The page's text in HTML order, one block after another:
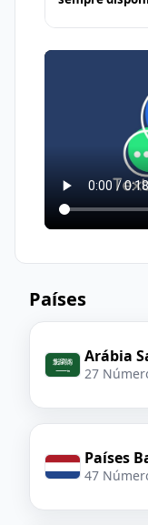
podem
receber
Para ações
dedicado e
Países
Arábia
27
Países
47